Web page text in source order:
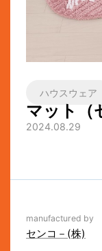
ハウスウェア
マット（
2024.08.29
manufactured by
センコ－(株)